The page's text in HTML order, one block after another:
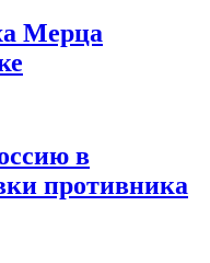
Мерца
в
противника